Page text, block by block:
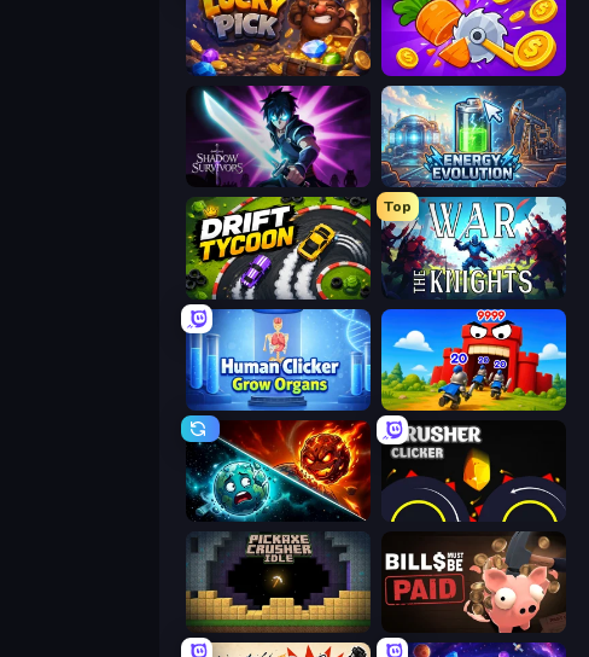
Lucky Pick Farm Ring Idle
Shadow Survivors Energy Evolution
Drift Tycoon
Top
War the Knights
Human Clicker: Grow Organs TimeWarriors
PlanetCrush 2 Crusher Clicker
Pickaxe Crusher Idle Bills Must Be Paid